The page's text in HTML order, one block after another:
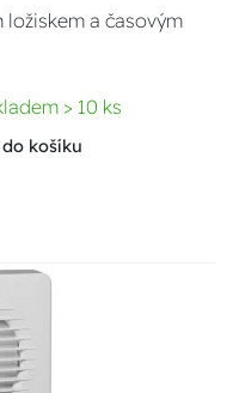
a časovým
> 10 ks
košíku